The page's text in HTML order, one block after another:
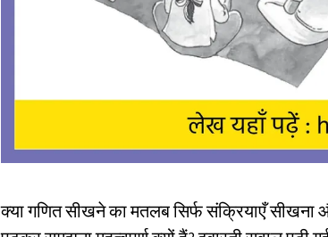
क्या गणित सीखने का मतलब सिर्फ संक्रियाएँ